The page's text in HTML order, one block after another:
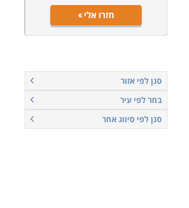
חזרו אלי
סנן לפי אזור
בחר לפי עיר
סנן לפי סיווג אחר